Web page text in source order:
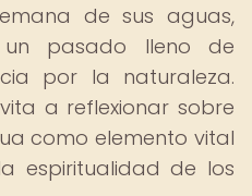
de sus aguas,
pasado lleno de
por la naturaleza.
a reflexionar sobre
como elemento vital
espiritualidad de los